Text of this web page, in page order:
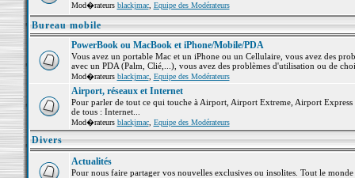
Mod�rateurs blackjmac, Equipe des Modérateurs
Bureau mobile
PowerBook ou MacBook et iPhone/Mobile/PDA
Vous avez un portable Mac et un iPhone ou un Cellulaire, vous avez des
avec un PDA (Palm, Clié,...), vous avez des problèmes d'utilisation ou de
Mod�rateurs blackjmac, Equipe des Modérateurs
Airport, réseaux et Internet
Pour parler de tout ce qui touche à Airport, Airport Extreme, Airport
de tous : Internet...
Mod�rateurs blackjmac, Equipe des Modérateurs
Divers
Actualités
Pour nous faire partager vos nouvelles exclusives ou insolites. Tout le